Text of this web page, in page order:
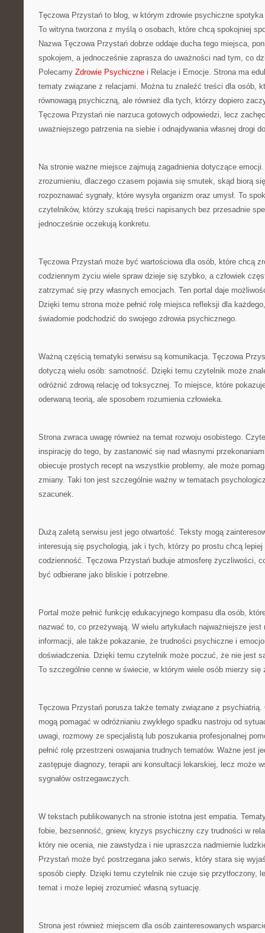
Tęczowa Przystań to blog, w którym zdrowie psychiczne
To witryna tworzona z myślą o osobach, które chcą spokojniej
Nazwa Tęczowa Przystań dobrze oddaje ducha tego miejsca,
spokojem, a jednocześnie zaprasza do uważności nad tym, co
Polecamy Zdrowie Psychiczne i Relacje i Emocje. Strona ma
tematy związane z relacjami. Można tu znaleźć treści dla osób,
równowagą psychiczną, ale również dla tych, którzy dopiero
Tęczowa Przystań nie narzuca gotowych odpowiedzi, lecz
uważniejszego patrzenia na siebie i odnajdywania własnej drogi
Na stronie ważne miejsce zajmują zagadnienia dotyczące
zrozumieniu, dlaczego czasem pojawia się smutek, skąd biorą
rozpoznawać sygnały, które wysyła organizm oraz umysł. To
czytelników, którzy szukają treści napisanych bez przesadnie
jednocześnie oczekują konkretu.
Tęczowa Przystań może być wartościowa dla osób, które chcą
codziennym życiu wiele spraw dzieje się szybko, a człowiek
zatrzymać się przy własnych emocjach. Ten portal daje
Dzięki temu strona może pełnić rolę miejsca refleksji dla
świadomie podchodzić do swojego zdrowia psychicznego.
Ważną częścią tematyki serwisu są komunikacja. Tęczowa
dotyczą wielu osób: samotność. Dzięki temu czytelnik może
odróżnić zdrową relację od toksycznej. To miejsce, które
oderwaną teorią, ale sposobem rozumienia człowieka.
Strona zwraca uwagę również na temat rozwoju osobistego.
inspirację do tego, by zastanowić się nad własnymi
obiecuje prostych recept na wszystkie problemy, ale może
zmiany. Taki ton jest szczególnie ważny w tematach
szacunek.
Dużą zaletą serwisu jest jego otwartość. Teksty mogą
interesują się psychologią, jak i tych, którzy po prostu chcą lepiej
codzienność. Tęczowa Przystań buduje atmosferę życzliwości,
być odbierane jako bliskie i potrzebne.
Portal może pełnić funkcję edukacyjnego kompasu dla osób,
nazwać to, co przeżywają. W wielu artykułach najważniejsze
informacji, ale także pokazanie, że trudności psychiczne i
doświadczenia. Dzięki temu czytelnik może poczuć, że nie jest
To szczególnie cenne w świecie, w którym wiele osób mierzy się
Tęczowa Przystań porusza także tematy związane z psychiatrią.
mogą pomagać w odróżnianiu zwykłego spadku nastroju od
uwagi, rozmowy ze specjalistą lub poszukania profesjonalnej
pełnić rolę przestrzeni oswajania trudnych tematów. Ważne jest
zastępuje diagnozy, terapii ani konsultacji lekarskiej, lecz może
sygnałów ostrzegawczych.
W tekstach publikowanych na stronie istotna jest empatia.
fobie, bezsenność, gniew, kryzys psychiczny czy trudności w
który nie ocenia, nie zawstydza i nie upraszcza nadmiernie
Przystań może być postrzegana jako serwis, który stara się
sposób ciepły. Dzięki temu czytelnik nie czuje się przytłoczony,
temat i może lepiej zrozumieć własną sytuację.
Strona jest również miejscem dla osób zainteresowanych